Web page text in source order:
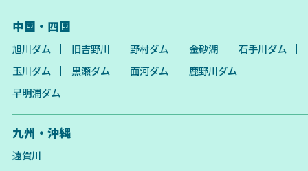
中国・四国
旭川ダム 旧吉野川 野村ダム 金砂湖
石手川ダム
玉川ダム
黒瀬ダム 面河ダム
鹿野川ダム
早明浦ダム
九州・沖縄
遠賀川